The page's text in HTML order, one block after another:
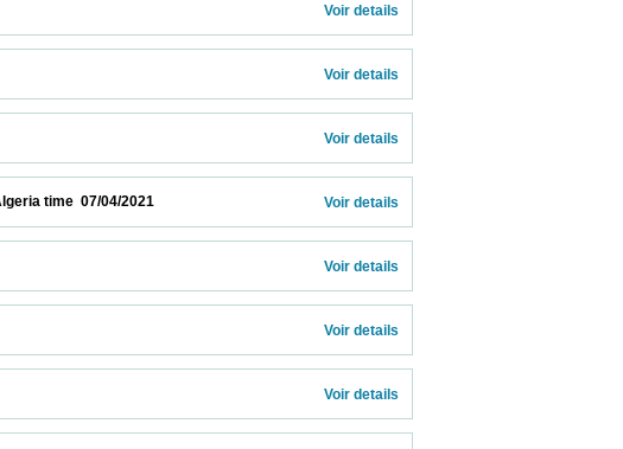
Voir details
Voir details
Voir details
am Algeria time  07/04/2021 Voir details
Voir details
Voir details
Voir details